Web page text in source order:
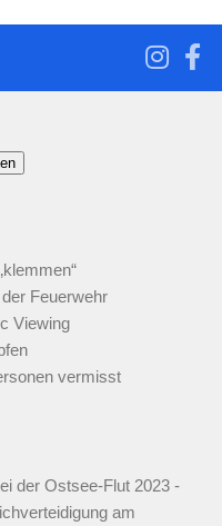
Feuerwehr
Viewing
vermisst
der Ostsee-Flut 2023 -
am